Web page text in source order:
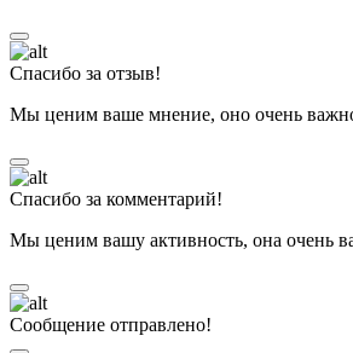
Спасибо за отзыв!
Мы ценим ваше мнение, оно очень
Спасибо за комментарий!
Мы ценим вашу активность, она очень
Сообщение отправлено!